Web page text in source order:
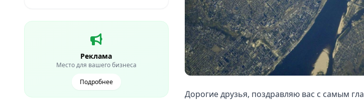
Реклама
Место для вашего бизнеса
Подробнее
Дорогие друзья, поздравляю вас с самым